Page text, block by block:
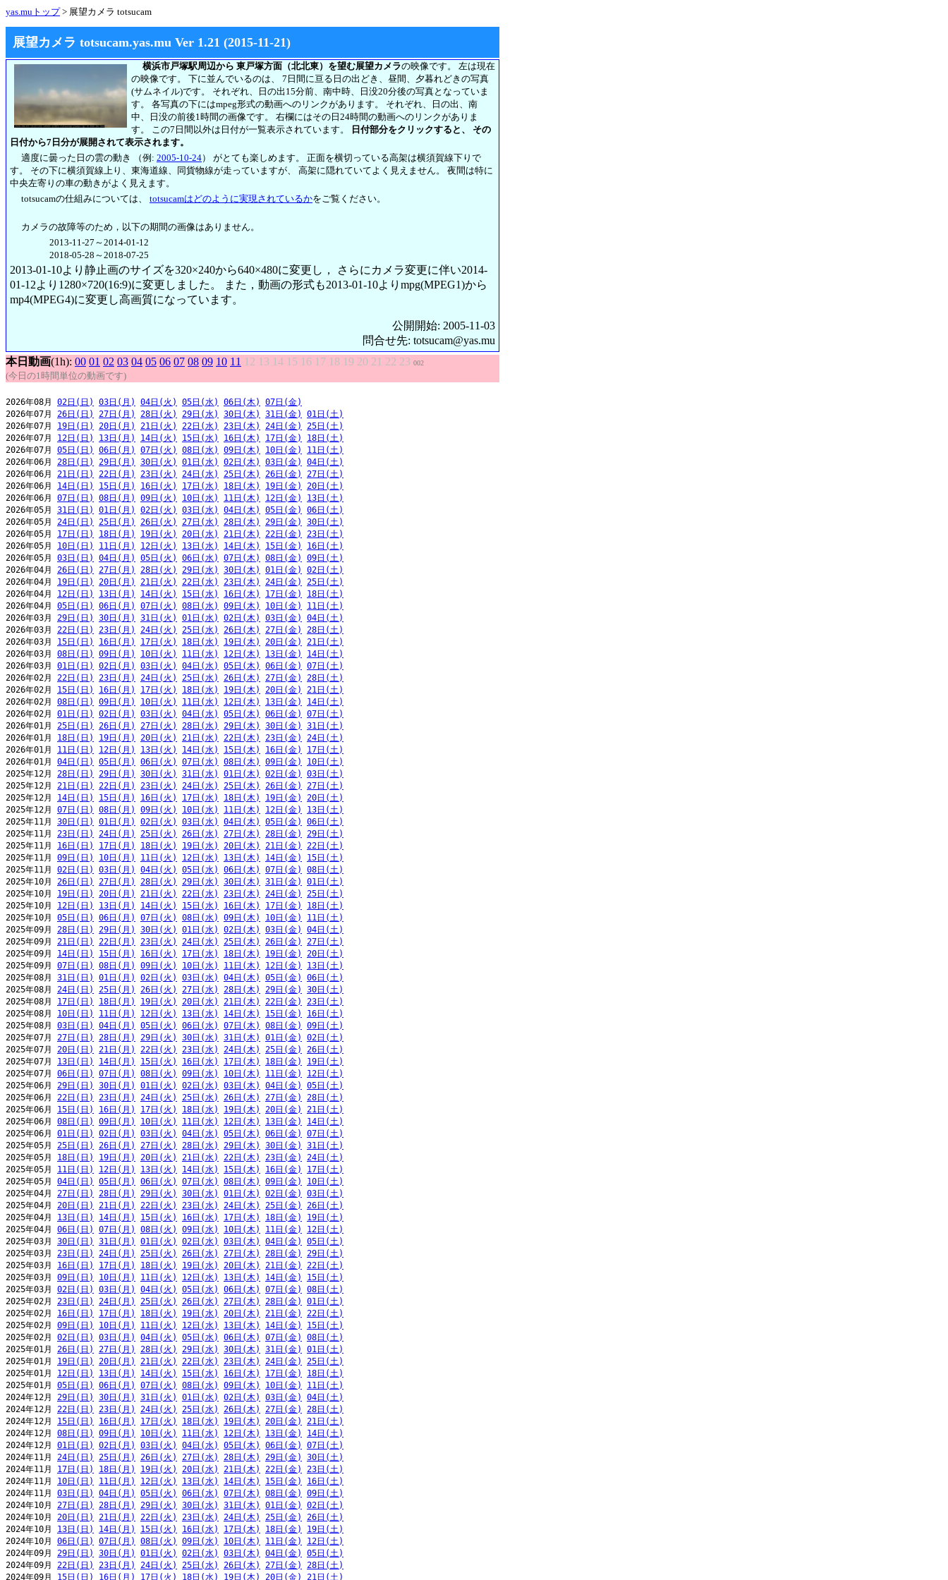
yas.muトップ> 展望カメラ totsucam
展望カメラ totsucam.yas.mu Ver 1.21 (2015-11-21)
横浜市戸塚駅周辺から 東戸塚方面（北北東）を望む展望カメラの映像です。 左は現在
の映像です。 下に並んでいるのは、 7日間に亘る日の出どき、昼間、夕暮れどきの写真
(サムネイル)です。 それぞれ、日の出15分前、南中時、日没20分後の写真となっていま
す。 各写真の下にはmpeg形式の動画へのリンクがあります。 それぞれ、日の出、南
中、日没の前後1時間の画像です。 右欄にはその日24時間の動画へのリンクがありま
す。 この7日間以外は日付が一覧表示されています。
日付部分をクリックすると、 その
日付から7日分が展開されて表示されます。
適度に曇った日の雲の動き （例: 2005-10-24） がとても楽しめます。 正面を横切っている高架は横須賀線下りで
す。 その下に横須賀線上り、東海道線、同貨物線が走っていますが、 高架に隠れていてよく見えません。 夜間は特に
中央左寄りの車の動きがよく見えます。
totsucamの仕組みについては、 totsucamはどのように実現されているかをご覧ください。
カメラの故障等のため，以下の期間の画像はありません。
2013-11-27～2014-01-12
2018-05-28～2018-07-25
2013-01-10より静止画のサイズを320×240から640×480に変更し， さらにカメラ変更に伴い2014-
01-12より1280×720(16:9)に変更しました。 また，動画の形式も2013-01-10よりmpg(MPEG1)から
mp4(MPEG4)に変更し高画質になっています。
公開開始: 2005-11-03
問合せ先: totsucam@yas.mu
本日動画(1h): 00 01 02 03 04 05 06 07 08 09 10 11 12 13 14 15 16 17 18 19 20 21 22 23 002
(今日の1時間単位の動画です)
2026年08月 02日(日) 03日(月) 04日(火) 05日(水) 06日(木)
07日(金)
2026年07月 26日(日) 27日(月) 28日(火) 29日(水) 30日(木) 31日(金)
01日(土)
2026年07月 19日(日) 20日(月) 21日(火) 22日(水) 23日(木) 24日(金)
25日(土)
2026年07月 12日(日) 13日(月) 14日(火) 15日(水) 16日(木) 17日(金)
18日(土)
2026年07月 05日(日) 06日(月) 07日(火) 08日(水) 09日(木) 10日(金)
11日(土)
2026年06月 28日(日) 29日(月) 30日(火) 01日(水) 02日(木) 03日(金)
04日(土)
2026年06月 21日(日) 22日(月) 23日(火) 24日(水) 25日(木) 26日(金)
27日(土)
2026年06月 14日(日) 15日(月) 16日(火) 17日(水) 18日(木) 19日(金)
20日(土)
2026年06月 07日(日) 08日(月) 09日(火) 10日(水) 11日(木) 12日(金)
13日(土)
2026年05月 31日(日) 01日(月) 02日(火) 03日(水) 04日(木) 05日(金)
06日(土)
2026年05月 24日(日) 25日(月) 26日(火) 27日(水) 28日(木) 29日(金)
30日(土)
2026年05月 17日(日) 18日(月) 19日(火) 20日(水) 21日(木) 22日(金)
23日(土)
2026年05月 10日(日) 11日(月) 12日(火) 13日(水) 14日(木) 15日(金)
16日(土)
2026年05月 03日(日) 04日(月) 05日(火) 06日(水) 07日(木) 08日(金)
09日(土)
2026年04月 26日(日) 27日(月) 28日(火) 29日(水) 30日(木) 01日(金)
02日(土)
2026年04月 19日(日) 20日(月) 21日(火) 22日(水) 23日(木) 24日(金)
25日(土)
2026年04月 12日(日) 13日(月) 14日(火) 15日(水) 16日(木) 17日(金)
18日(土)
2026年04月 05日(日) 06日(月) 07日(火) 08日(水) 09日(木) 10日(金)
11日(土)
2026年03月 29日(日) 30日(月) 31日(火) 01日(水) 02日(木) 03日(金)
04日(土)
2026年03月 22日(日) 23日(月) 24日(火) 25日(水) 26日(木) 27日(金)
28日(土)
2026年03月 15日(日) 16日(月) 17日(火) 18日(水) 19日(木) 20日(金)
21日(土)
2026年03月 08日(日) 09日(月) 10日(火) 11日(水) 12日(木) 13日(金)
14日(土)
2026年03月 01日(日) 02日(月) 03日(火) 04日(水) 05日(木) 06日(金)
07日(土)
2026年02月 22日(日) 23日(月) 24日(火) 25日(水) 26日(木) 27日(金)
28日(土)
2026年02月 15日(日) 16日(月) 17日(火) 18日(水) 19日(木) 20日(金)
21日(土)
2026年02月 08日(日) 09日(月) 10日(火) 11日(水) 12日(木) 13日(金)
14日(土)
2026年02月 01日(日) 02日(月) 03日(火) 04日(水) 05日(木) 06日(金)
07日(土)
2026年01月 25日(日) 26日(月) 27日(火) 28日(水) 29日(木) 30日(金)
31日(土)
2026年01月 18日(日) 19日(月) 20日(火) 21日(水) 22日(木) 23日(金)
24日(土)
2026年01月 11日(日) 12日(月) 13日(火) 14日(水) 15日(木) 16日(金)
17日(土)
2026年01月 04日(日) 05日(月) 06日(火) 07日(水) 08日(木) 09日(金)
10日(土)
2025年12月 28日(日) 29日(月) 30日(火) 31日(水) 01日(木) 02日(金)
03日(土)
2025年12月 21日(日) 22日(月) 23日(火) 24日(水) 25日(木) 26日(金)
27日(土)
2025年12月 14日(日) 15日(月) 16日(火) 17日(水) 18日(木) 19日(金)
20日(土)
2025年12月 07日(日) 08日(月) 09日(火) 10日(水) 11日(木) 12日(金)
13日(土)
2025年11月 30日(日) 01日(月) 02日(火) 03日(水) 04日(木) 05日(金)
06日(土)
2025年11月 23日(日) 24日(月) 25日(火) 26日(水) 27日(木) 28日(金)
29日(土)
2025年11月 16日(日) 17日(月) 18日(火) 19日(水) 20日(木) 21日(金)
22日(土)
2025年11月 09日(日) 10日(月) 11日(火) 12日(水) 13日(木) 14日(金)
15日(土)
2025年11月 02日(日) 03日(月) 04日(火) 05日(水) 06日(木) 07日(金)
08日(土)
2025年10月 26日(日) 27日(月) 28日(火) 29日(水) 30日(木) 31日(金)
01日(土)
2025年10月 19日(日) 20日(月) 21日(火) 22日(水) 23日(木) 24日(金)
25日(土)
2025年10月 12日(日) 13日(月) 14日(火) 15日(水) 16日(木) 17日(金)
18日(土)
2025年10月 05日(日) 06日(月) 07日(火) 08日(水) 09日(木) 10日(金)
11日(土)
2025年09月 28日(日) 29日(月) 30日(火) 01日(水) 02日(木) 03日(金)
04日(土)
2025年09月 21日(日) 22日(月) 23日(火) 24日(水) 25日(木) 26日(金)
27日(土)
2025年09月 14日(日) 15日(月) 16日(火) 17日(水) 18日(木) 19日(金)
20日(土)
2025年09月 07日(日) 08日(月) 09日(火) 10日(水) 11日(木) 12日(金)
13日(土)
2025年08月 31日(日) 01日(月) 02日(火) 03日(水) 04日(木) 05日(金)
06日(土)
2025年08月 24日(日) 25日(月) 26日(火) 27日(水) 28日(木) 29日(金)
30日(土)
2025年08月 17日(日) 18日(月) 19日(火) 20日(水) 21日(木) 22日(金)
23日(土)
2025年08月 10日(日) 11日(月) 12日(火) 13日(水) 14日(木) 15日(金)
16日(土)
2025年08月 03日(日) 04日(月) 05日(火) 06日(水) 07日(木) 08日(金)
09日(土)
2025年07月 27日(日) 28日(月) 29日(火) 30日(水) 31日(木) 01日(金)
02日(土)
2025年07月 20日(日) 21日(月) 22日(火) 23日(水) 24日(木) 25日(金)
26日(土)
2025年07月 13日(日) 14日(月) 15日(火) 16日(水) 17日(木) 18日(金)
19日(土)
2025年07月 06日(日) 07日(月) 08日(火) 09日(水) 10日(木) 11日(金)
12日(土)
2025年06月 29日(日) 30日(月) 01日(火) 02日(水) 03日(木) 04日(金)
05日(土)
2025年06月 22日(日) 23日(月) 24日(火) 25日(水) 26日(木) 27日(金)
28日(土)
2025年06月 15日(日) 16日(月) 17日(火) 18日(水) 19日(木) 20日(金)
21日(土)
2025年06月 08日(日) 09日(月) 10日(火) 11日(水) 12日(木) 13日(金)
14日(土)
2025年06月 01日(日) 02日(月) 03日(火) 04日(水) 05日(木) 06日(金)
07日(土)
2025年05月 25日(日) 26日(月) 27日(火) 28日(水) 29日(木) 30日(金)
31日(土)
2025年05月 18日(日) 19日(月) 20日(火) 21日(水) 22日(木) 23日(金)
24日(土)
2025年05月 11日(日) 12日(月) 13日(火) 14日(水) 15日(木) 16日(金)
17日(土)
2025年05月 04日(日) 05日(月) 06日(火) 07日(水) 08日(木) 09日(金)
10日(土)
2025年04月 27日(日) 28日(月) 29日(火) 30日(水) 01日(木) 02日(金)
03日(土)
2025年04月 20日(日) 21日(月) 22日(火) 23日(水) 24日(木) 25日(金)
26日(土)
2025年04月 13日(日) 14日(月) 15日(火) 16日(水) 17日(木) 18日(金)
19日(土)
2025年04月 06日(日) 07日(月) 08日(火) 09日(水) 10日(木) 11日(金)
12日(土)
2025年03月 30日(日) 31日(月) 01日(火) 02日(水) 03日(木) 04日(金)
05日(土)
2025年03月 23日(日) 24日(月) 25日(火) 26日(水) 27日(木) 28日(金)
29日(土)
2025年03月 16日(日) 17日(月) 18日(火) 19日(水) 20日(木) 21日(金)
22日(土)
2025年03月 09日(日) 10日(月) 11日(火) 12日(水) 13日(木) 14日(金)
15日(土)
2025年03月 02日(日) 03日(月) 04日(火) 05日(水) 06日(木) 07日(金)
08日(土)
2025年02月 23日(日) 24日(月) 25日(火) 26日(水) 27日(木) 28日(金)
01日(土)
2025年02月 16日(日) 17日(月) 18日(火) 19日(水) 20日(木) 21日(金)
22日(土)
2025年02月 09日(日) 10日(月) 11日(火) 12日(水) 13日(木) 14日(金)
15日(土)
2025年02月 02日(日) 03日(月) 04日(火) 05日(水) 06日(木) 07日(金)
08日(土)
2025年01月 26日(日) 27日(月) 28日(火) 29日(水) 30日(木) 31日(金)
01日(土)
2025年01月 19日(日) 20日(月) 21日(火) 22日(水) 23日(木) 24日(金)
25日(土)
2025年01月 12日(日) 13日(月) 14日(火) 15日(水) 16日(木) 17日(金)
18日(土)
2025年01月 05日(日) 06日(月) 07日(火) 08日(水) 09日(木) 10日(金)
11日(土)
2024年12月 29日(日) 30日(月) 31日(火) 01日(水) 02日(木) 03日(金)
04日(土)
2024年12月 22日(日) 23日(月) 24日(火) 25日(水) 26日(木) 27日(金)
28日(土)
2024年12月 15日(日) 16日(月) 17日(火) 18日(水) 19日(木) 20日(金)
21日(土)
2024年12月 08日(日) 09日(月) 10日(火) 11日(水) 12日(木) 13日(金)
14日(土)
2024年12月 01日(日) 02日(月) 03日(火) 04日(水) 05日(木) 06日(金)
07日(土)
2024年11月 24日(日) 25日(月) 26日(火) 27日(水) 28日(木) 29日(金)
30日(土)
2024年11月 17日(日) 18日(月) 19日(火) 20日(水) 21日(木) 22日(金)
23日(土)
2024年11月 10日(日) 11日(月) 12日(火) 13日(水) 14日(木) 15日(金)
16日(土)
2024年11月 03日(日) 04日(月) 05日(火) 06日(水) 07日(木) 08日(金)
09日(土)
2024年10月 27日(日) 28日(月) 29日(火) 30日(水) 31日(木) 01日(金)
02日(土)
2024年10月 20日(日) 21日(月) 22日(火) 23日(水) 24日(木) 25日(金)
26日(土)
2024年10月 13日(日) 14日(月) 15日(火) 16日(水) 17日(木) 18日(金)
19日(土)
2024年10月 06日(日) 07日(月) 08日(火) 09日(水) 10日(木) 11日(金)
12日(土)
2024年09月 29日(日) 30日(月) 01日(火) 02日(水) 03日(木) 04日(金)
05日(土)
2024年09月 22日(日) 23日(月) 24日(火) 25日(水) 26日(木) 27日(金)
28日(土)
2024年09月 15日(日) 16日(月) 17日(火) 18日(水) 19日(木) 20日(金)
21日(土)